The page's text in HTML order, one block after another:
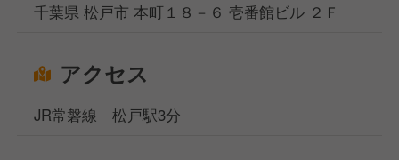
千葉県 松戸市 本町１８－６ 壱番館ビル ２Ｆ
アクセス
JR常磐線 松戸駅3分